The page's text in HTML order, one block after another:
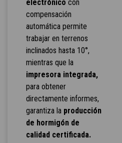
electrónico con
compensación
automática permite
trabajar en terrenos
inclinados hasta 10°,
mientras que la
impresora integrada,
para obtener
directamente informes,
garantiza la producción
de hormigón de
calidad certificada.